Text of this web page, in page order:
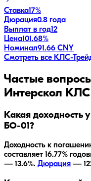
Ставка17%
Дюрация0.8 года
Выплат в год12
Цена101.68%
Номинал91.66 CNY
Смотреть все КЛС-
Частые
Интерскол
Какая доходность
БО-01?
Доходность к
составляет 16.77%
— 13.6%. Дюрация —